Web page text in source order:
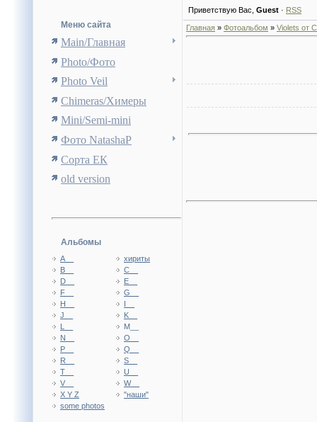
Меню сайта
Main/Главная
Photo/Фото
Photo Veil
Chimeras/Химеры
Mini/Semi-mini
Фото NatashaP
Сорта ЕК
old version
Альбомы
A__
хириты
B__
C__
D__
E__
F__
G__
H__
I__
J__
K__
L__
M__
N__
O__
P__
Q__
R__
S__
T__
U__
V__
W__
X Y Z
"наши"
some photos
Приветствую Вас Guest · RSS
Главная » Фотоальбом » Violets от